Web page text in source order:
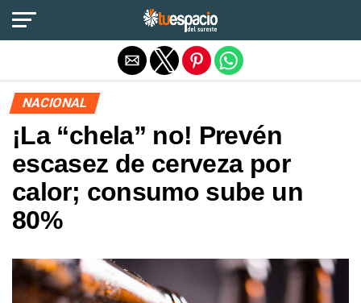
NACIONAL
¡La “chela” no! Prevén
escasez de cerveza por
calor; consumo sube un
80%
Salir de la versión móvil